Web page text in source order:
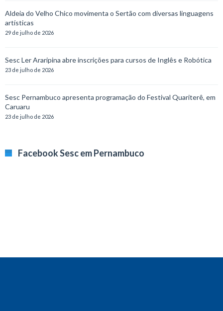
Aldeia do Velho Chico movimenta o Sertão com diversas linguagens
artísticas
29 de julho de 2026
Sesc Ler Araripina abre inscrições para cursos de Inglês e Robótica
23 de julho de 2026
Sesc Pernambuco apresenta programação do Festival Quariterê, em
Caruaru
23 de julho de 2026
Facebook Sesc em Pernambuco